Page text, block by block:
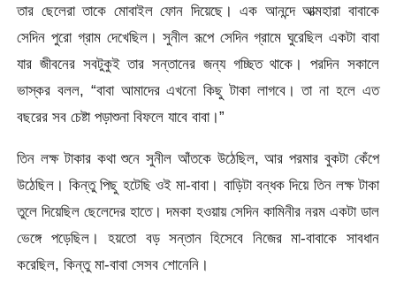
তার ছেলেরা তাকে মোবাইল ফোন দিয়েছে। এক আনন্দে আত্মহারা বাবাকে
সেদিন পুরো গ্রাম দেখেছিল। সুনীল রূপে সেদিন গ্রামে ঘুরেছিল একটা বাবা
যার জীবনের সবটুকুই তার সন্তানের জন্য গচ্ছিত থাকে। পরদিন সকালে
ভাস্কর বলল, “বাবা আমাদের এখনো কিছু টাকা লাগবে। তা না হলে এত
বছরের সব চেষ্টা পড়াশুনা বিফলে যাবে বাবা।”
তিন লক্ষ টাকার কথা শুনে সুনীল আঁতকে উঠেছিল, আর পরমার বুকটা কেঁপে
উঠেছিল। কিন্তু পিছু হটেছি ওই মা-বাবা। বাড়িটা বন্ধক দিয়ে তিন লক্ষ টাকা
তুলে দিয়েছিল ছেলেদের হাতে। দমকা হওয়ায় সেদিন কামিনীর নরম একটা ডাল
ভেঙ্গে পড়েছিল। হয়তো বড় সন্তান হিসেবে নিজের মা-বাবাকে সাবধান
করেছিল, কিন্তু মা-বাবা সেসব শোনেনি।